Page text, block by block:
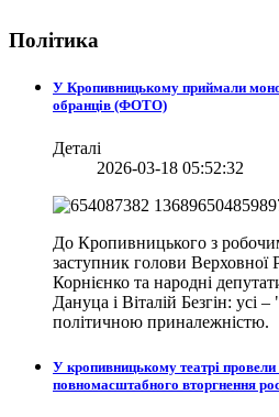
Політика
У Кропивницькому приймали
обранців (ФОТО)
Деталі
2026-03-18 05:52:32
До Кропивницького з
заступник голови Верховної
Корнієнко та народні
Дануца і Віталій Безгін: усі
політичною приналежністю.
У кропивницькому театрі провели
повномасштабного вторгнення